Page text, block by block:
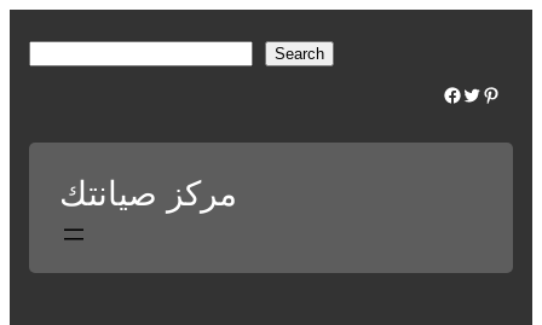
r
Search
Facebook Twitter Pinterest
مركز صيانتك